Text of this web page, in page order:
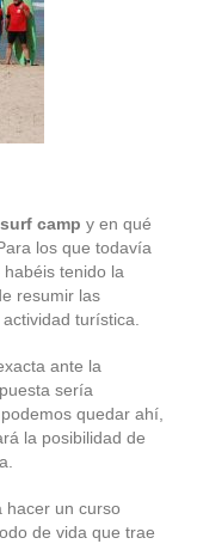
camp y en qué
los que todavía
tenido la
resumir las
turística.
ante la
sería
quedar ahí,
la posibilidad de
hacer un curso
de vida que trae